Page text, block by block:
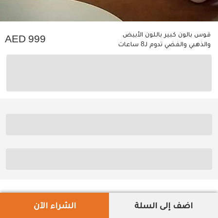
قوس بالون كبير باللون الأبيض
والذهبي والفضي تدوم لـ8 ساعات
999
اضف إلى السلة الشراء الآن